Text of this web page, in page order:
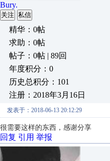
Bury.
关注 私信
精华：0帖
求助：0帖
帖子：0帖 | 89回
年度积分：0
历史总积分：101
注册：2018年3月16日
发表于：2018-06-13 20:12:29
很需要这样的东西，感谢分享
回复 引用 举报